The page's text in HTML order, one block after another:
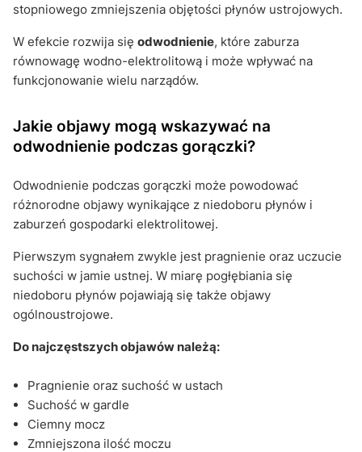
stopniowego zmniejszenia objętości płynów ustrojowych.
W efekcie rozwija się odwodnienie, które zaburza
równowagę wodno-elektrolitową i może wpływać na
funkcjonowanie wielu narządów.
Jakie objawy mogą wskazywać na
odwodnienie podczas gorączki?
Odwodnienie podczas gorączki może powodować
różnorodne objawy wynikające z niedoboru płynów i
zaburzeń gospodarki elektrolitowej.
Pierwszym sygnałem zwykle jest pragnienie oraz uczucie
suchości w jamie ustnej. W miarę pogłębiania się
niedoboru płynów pojawiają się także objawy
ogólnoustrojowe.
Do najczęstszych objawów należą:
Pragnienie oraz suchość w ustach
Suchość w gardle
Ciemny mocz
Zmniejszona ilość moczu